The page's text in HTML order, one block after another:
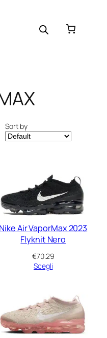
Sort by
Nike Air VaporMax 2023
Flyknit Nero
€70.29
Scegli